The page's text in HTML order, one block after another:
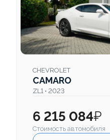
CHEVROLET
CAMARO
ZL1 • 2023
6 215 084₽
Стоимость автомобиля